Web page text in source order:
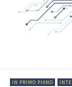
IN PRIMO PIANO